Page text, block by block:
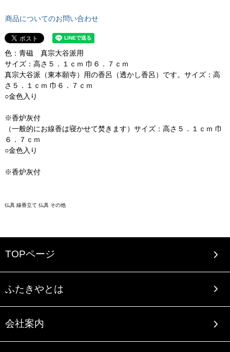
商品についてのお問い合わせ
色：青磁 真宗大谷派用
サイズ：高さ５．１ｃｍ 巾６．７ｃｍ
真宗大谷派（東本願寺）用の香呂（透かし香呂）です。サイズ：高
さ５．１ｃｍ 巾６．７ｃｍ
○金色入り
※香炉灰付
（一般的にお線香は寝かせて焚きます）サイズ：高さ５．１ｃｍ 巾
６．７ｃｍ
○金色入り
※香炉灰付
仏具 線香立て 仏具 その他
TOPページ
ふたきやとは
会社案内